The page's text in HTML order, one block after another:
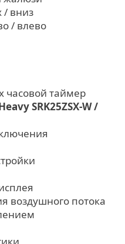
/ вниз
/ влево
часовой таймер
SRK25ZSX-W /
воздушного потока